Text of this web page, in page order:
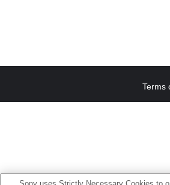
Terms